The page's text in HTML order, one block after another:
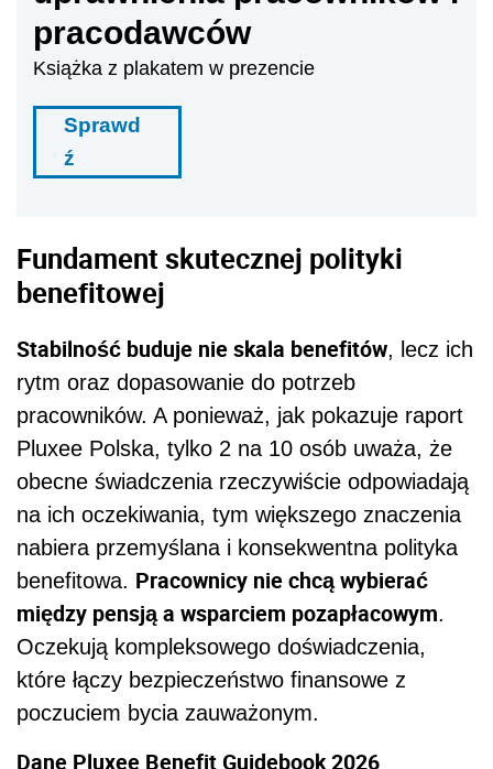
pracodawców
Książka z plakatem w prezencie
Sprawd
ź
Fundament skutecznej polityki
benefitowej
Stabilność buduje nie skala benefitów, lecz ich
rytm oraz dopasowanie do potrzeb
pracowników. A ponieważ, jak pokazuje raport
Pluxee Polska, tylko 2 na 10 osób uważa, że
obecne świadczenia rzeczywiście odpowiadają
na ich oczekiwania, tym większego znaczenia
nabiera przemyślana i konsekwentna polityka
benefitowa. Pracownicy nie chcą wybierać
między pensją a wsparciem pozapłacowym.
Oczekują kompleksowego doświadczenia,
które łączy bezpieczeństwo finansowe z
poczuciem bycia zauważonym.
Dane Pluxee Benefit Guidebook 2026